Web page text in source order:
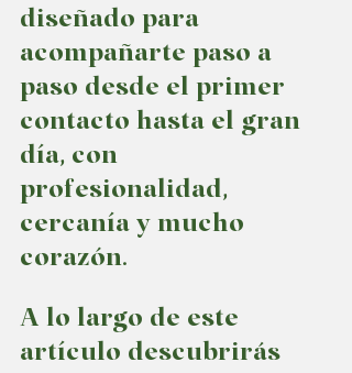
diseñado para
acompañarte paso a
paso desde el primer
contacto hasta el gran
día, con
profesionalidad,
cercanía y mucho
corazón.
A lo largo de este
artículo descubrirás